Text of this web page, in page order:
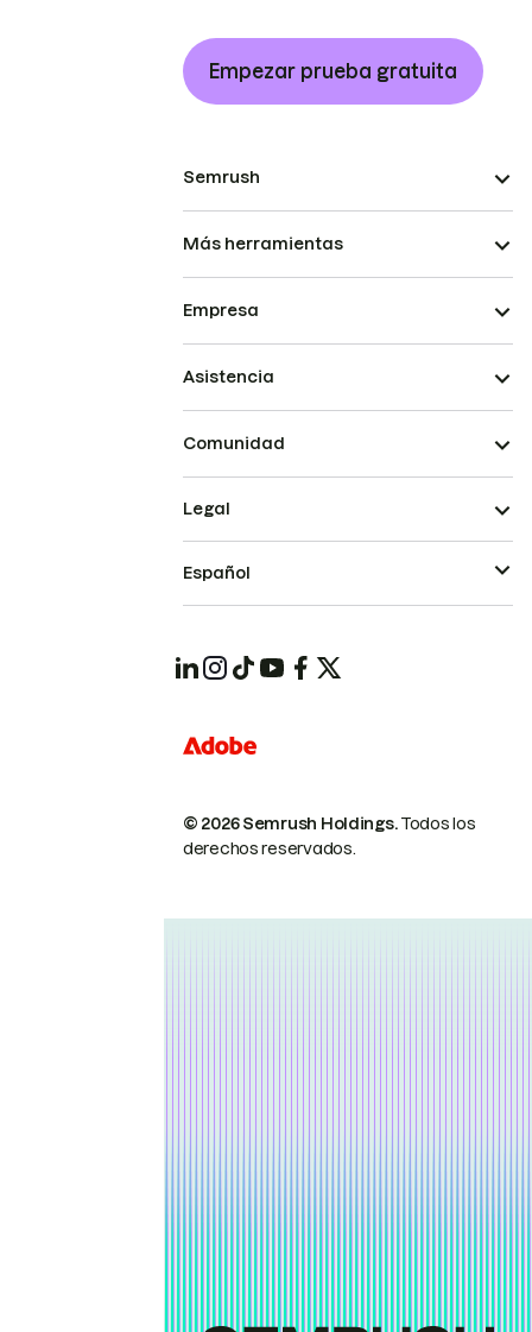
Empezar prueba gratuita
Semrush
Más herramientas
Empresa
Asistencia
Comunidad
© 2026 Semrush Holdings.Todos los
derechos reservados.
Legal
Español